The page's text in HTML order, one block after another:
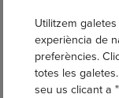
Utilitzem
experiència de
preferències.
totes les
seu us clicant a